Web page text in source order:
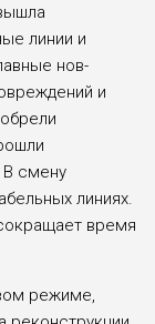
линии и
нов­
и
В смену
линиях.
время
режиме,